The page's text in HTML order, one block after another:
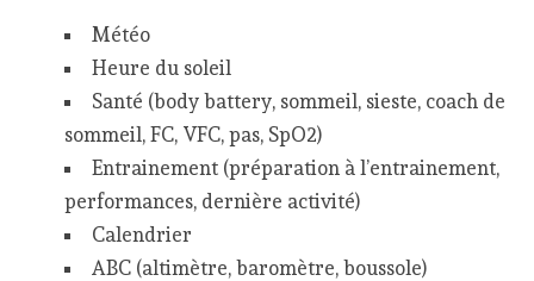
Météo
Heure du soleil
Santé (body battery, sommeil, sieste, coach de
sommeil, FC, VFC, pas, SpO2)
Entrainement (préparation à l’entrainement,
performances, dernière activité)
Calendrier
ABC (altimètre, baromètre, boussole)